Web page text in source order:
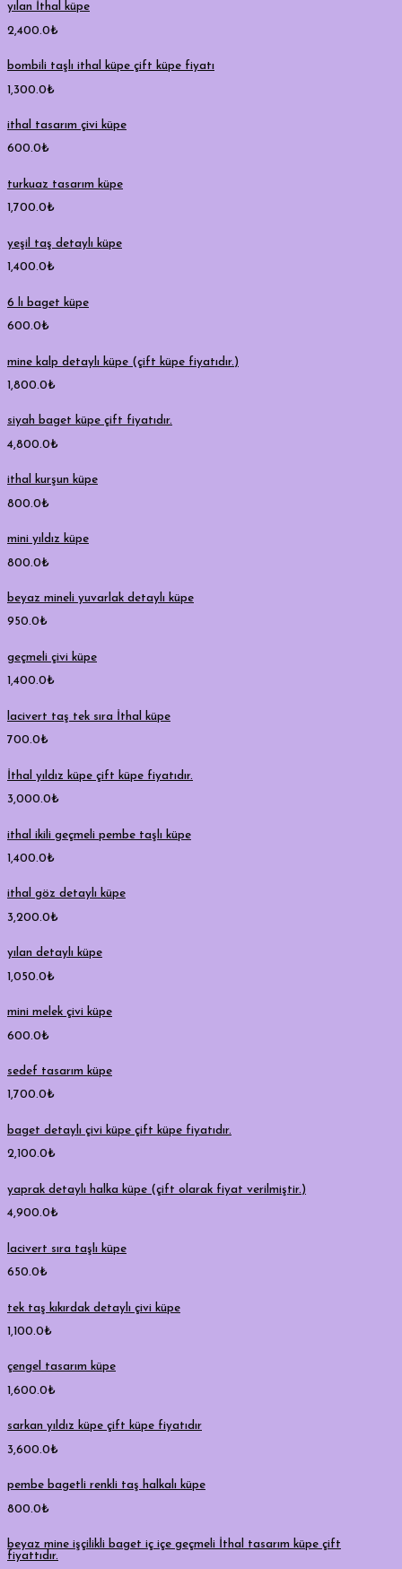
yılan İthal küpe
2,400.0₺
bombili taşlı ithal küpe çift küpe fiyatı
1,300.0₺
ithal tasarım çivi küpe
600.0₺
turkuaz tasarım küpe
1,700.0₺
yeşil taş detaylı küpe
1,400.0₺
6 lı baget küpe
600.0₺
mine kalp detaylı küpe (çift küpe fiyatıdır.)
1,800.0₺
siyah baget küpe çift fiyatıdır.
4,800.0₺
ithal kurşun küpe
800.0₺
mini yıldız küpe
800.0₺
beyaz mineli yuvarlak detaylı küpe
950.0₺
geçmeli çivi küpe
1,400.0₺
lacivert taş tek sıra İthal küpe
700.0₺
İthal yıldız küpe çift küpe fiyatıdır.
3,000.0₺
ithal ikili geçmeli pembe taşlı küpe
1,400.0₺
ithal göz detaylı küpe
3,200.0₺
yılan detaylı küpe
1,050.0₺
mini melek çivi küpe
600.0₺
sedef tasarım küpe
1,700.0₺
baget detaylı çivi küpe çift küpe fiyatıdır.
2,100.0₺
yaprak detaylı halka küpe (çift olarak fiyat verilmiştir.)
4,900.0₺
lacivert sıra taşlı küpe
650.0₺
tek taş kıkırdak detaylı çivi küpe
1,100.0₺
çengel tasarım küpe
1,600.0₺
sarkan yıldız küpe çift küpe fiyatıdır
3,600.0₺
pembe bagetli renkli taş halkalı küpe
800.0₺
beyaz mine işçilikli baget iç içe geçmeli İthal tasarım küpe çift
fiyattıdır.